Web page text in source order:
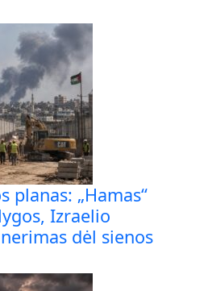
planas: „Hamas“
Izraelio
dėl sienos